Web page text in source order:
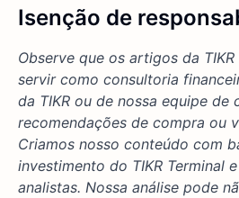
Isenção de
Observe que os artigos da
servir como consultoria
da TIKR ou de nossa equipe de
recomendações de compra ou
Criamos nosso conteúdo com
investimento do TIKR Terminal
analistas. Nossa análise pode